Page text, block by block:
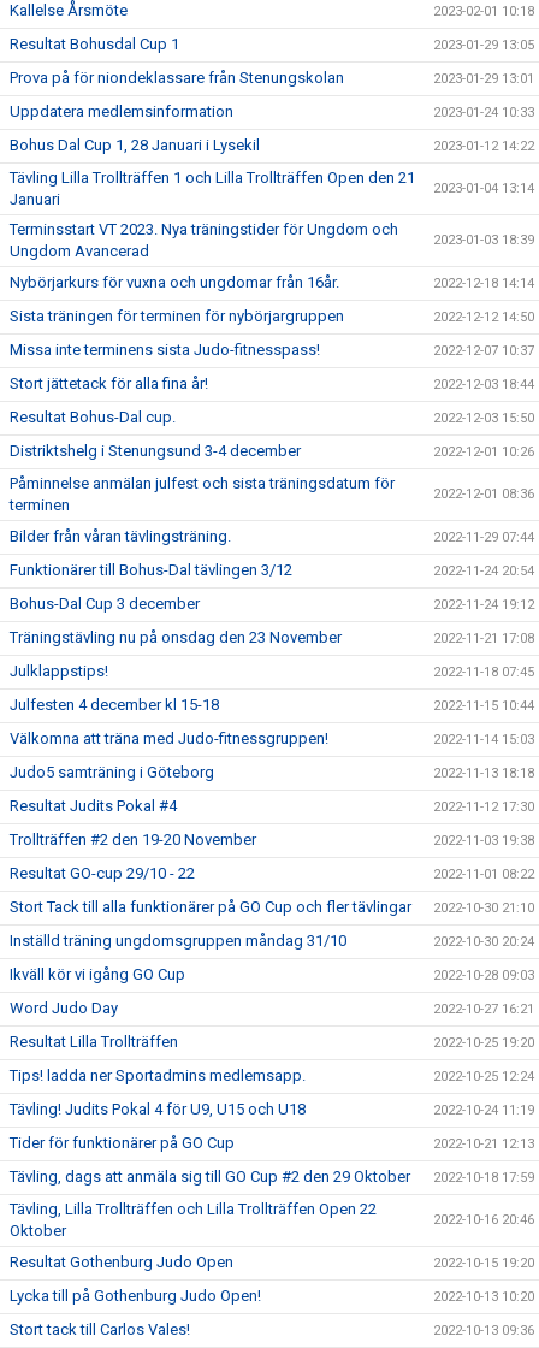
Kallelse Årsmöte 2023-02-01 10:18
Resultat Bohusdal Cup 1 2023-01-29 13:05
Prova på för niondeklassare från Stenungskolan 2023-01-29 13:01
Uppdatera medlemsinformation 2023-01-24 10:33
Bohus Dal Cup 1, 28 Januari i Lysekil 2023-01-12 14:22
Tävling Lilla Trollträffen 1 och Lilla Trollträffen Open den 21
Januari
2023-01-04 13:14
Terminsstart VT 2023. Nya träningstider för Ungdom och
Ungdom Avancerad
2023-01-03 18:39
Nybörjarkurs för vuxna och ungdomar från 16år. 2022-12-18 14:14
Sista träningen för terminen för nybörjargruppen 2022-12-12 14:50
Missa inte terminens sista Judo-fitnesspass! 2022-12-07 10:37
Stort jättetack för alla fina år! 2022-12-03 18:44
Resultat Bohus-Dal cup. 2022-12-03 15:50
Distriktshelg i Stenungsund 3-4 december 2022-12-01 10:26
Påminnelse anmälan julfest och sista träningsdatum för
terminen
2022-12-01 08:36
Bilder från våran tävlingsträning. 2022-11-29 07:44
Funktionärer till Bohus-Dal tävlingen 3/12 2022-11-24 20:54
Bohus-Dal Cup 3 december 2022-11-24 19:12
Träningstävling nu på onsdag den 23 November 2022-11-21 17:08
Julklappstips! 2022-11-18 07:45
Julfesten 4 december kl 15-18 2022-11-15 10:44
Välkomna att träna med Judo-fitnessgruppen! 2022-11-14 15:03
Judo5 samträning i Göteborg 2022-11-13 18:18
Resultat Judits Pokal #4 2022-11-12 17:30
Trollträffen #2 den 19-20 November 2022-11-03 19:38
Resultat GO-cup 29/10 - 22 2022-11-01 08:22
Stort Tack till alla funktionärer på GO Cup och fler tävlingar 2022-10-30 21:10
Inställd träning ungdomsgruppen måndag 31/10 2022-10-30 20:24
Ikväll kör vi igång GO Cup 2022-10-28 09:03
Word Judo Day 2022-10-27 16:21
Resultat Lilla Trollträffen 2022-10-25 19:20
Tips! ladda ner Sportadmins medlemsapp. 2022-10-25 12:24
Tävling! Judits Pokal 4 för U9, U15 och U18 2022-10-24 11:19
Tider för funktionärer på GO Cup 2022-10-21 12:13
Tävling, dags att anmäla sig till GO Cup #2 den 29 Oktober 2022-10-18 17:59
Tävling, Lilla Trollträffen och Lilla Trollträffen Open 22
Oktober
2022-10-16 20:46
Resultat Gothenburg Judo Open 2022-10-15 19:20
Lycka till på Gothenburg Judo Open! 2022-10-13 10:20
Stort tack till Carlos Vales! 2022-10-13 09:36